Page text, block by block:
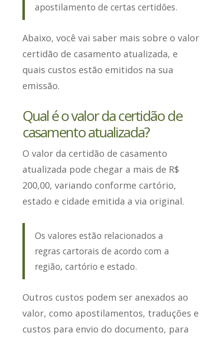
apostilamento de certas certidões.
Abaixo, você vai saber mais sobre o valor
certidão de casamento atualizada, e
quais custos estão emitidos na sua
emissão.
Qual é o valor da certidão de
casamento atualizada?
O valor da certidão de casamento
atualizada pode chegar a mais de R$
200,00, variando conforme cartório,
estado e cidade emitida a via original.
Os valores estão relacionados a
regras cartorais de acordo com a
região, cartório e estado.
Outros custos podem ser anexados ao
valor, como apostilamentos, traduções e
custos para envio do documento, para